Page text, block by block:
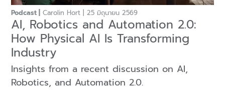
AI, Robotics and Automation 2.0:
How Physical AI Is Transforming
Industry
Podcast Carolin Hort 25 มิถุนายน 2569
Insights from a recent discussion on AI,
Robotics, and Automation 2.0.